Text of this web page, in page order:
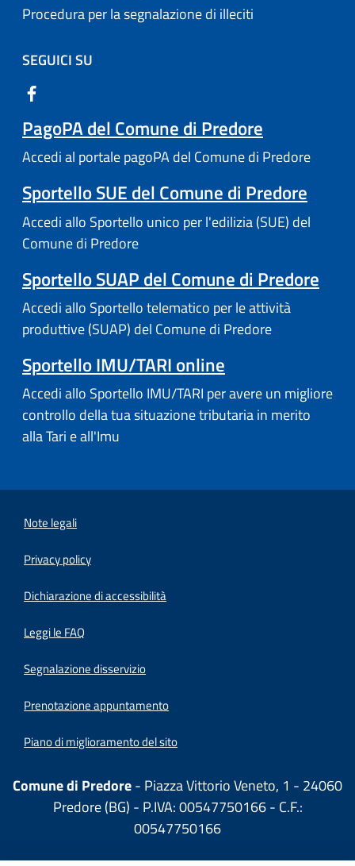
Procedura per la segnalazione di illeciti
SEGUICI SU
PagoPA del Comune di Predore
Accedi al portale pagoPA del Comune di Predore
Sportello SUE del Comune di Predore
Accedi allo Sportello unico per l'edilizia (SUE) del
Comune di Predore
Sportello SUAP del Comune di Predore
Accedi allo Sportello telematico per le attività
produttive (SUAP) del Comune di Predore
Sportello IMU/TARI online
Accedi allo Sportello IMU/TARI per avere un migliore
controllo della tua situazione tributaria in merito
alla Tari e all'Imu
Note legali
Privacy policy
Dichiarazione di accessibilità
Leggi le FAQ
Segnalazione disservizio
Prenotazione appuntamento
Piano di miglioramento del sito
Comune di Predore- Piazza Vittorio Veneto, 1 - 24060
Predore (BG) - P.IVA: 00547750166 - C.F.:
00547750166